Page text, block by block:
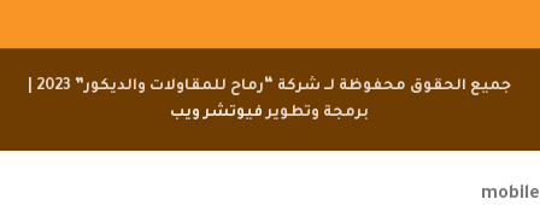
برمجة وتطوير فيوتشر ويب